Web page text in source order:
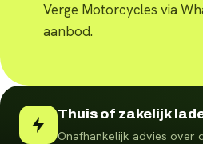
Verge Motorcycles via
aanbod.
Thuis of zakelijk
Onafhankelijk advies over